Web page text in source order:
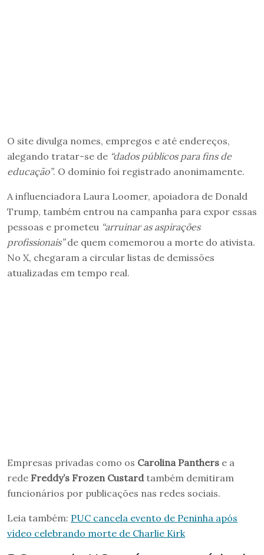
O site divulga nomes, empregos e até endereços,
alegando tratar-se de “dados públicos para fins de
educação”. O domínio foi registrado anonimamente.
A influenciadora Laura Loomer, apoiadora de Donald
Trump, também entrou na campanha para expor essas
pessoas e prometeu “arruinar as aspirações
profissionais”de quem comemorou a morte do ativista.
No X, chegaram a circular listas de demissões
atualizadas em tempo real.
Empresas privadas como os Carolina Panthers e a
rede Freddy’s Frozen Custard também demitiram
funcionários por publicações nas redes sociais.
Leia também: PUC cancela evento de Peninha após
vídeo celebrando morte de Charlie Kirk